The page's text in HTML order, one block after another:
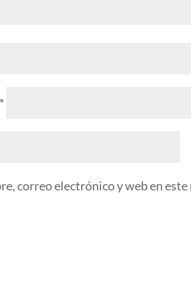
*
correo electrónico y web en